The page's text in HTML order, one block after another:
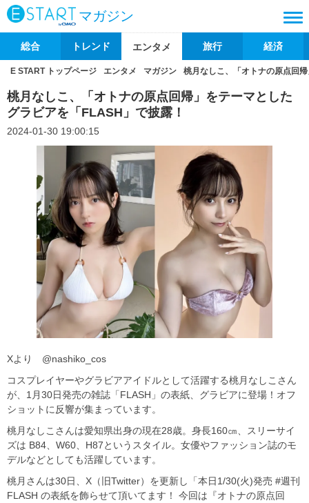
マガジン
総合 トレンド エンタメ 旅行 経済
E START トップページ エンタメ マガジン 桃月なしこ、「オトナの原点回
桃月なしこ、「オトナの原点回帰」をテーマとした
グラビアを「FLASH」で披露！
2024-01-30 19:00:15
Xより @nashiko_cos
コスプレイヤーやグラビアアイドルとして活躍する桃月なしこさん
が、1月30日発売の雑誌「FLASH」の表紙、グラビアに登場！オフ
ショットに反響が集まっています。
桃月なしこさんは愛知県出身の現在28歳。身長160㎝、スリーサイ
ズは B84、W60、H87というスタイル。女優やファッション誌のモ
デルなどとしても活躍しています。
桃月さんは30日、X（旧Twitter）を更新し「本日1/30(火)発売 #週刊
FLASH の表紙を飾らせて頂いてます！ 今回は『オトナの原点回